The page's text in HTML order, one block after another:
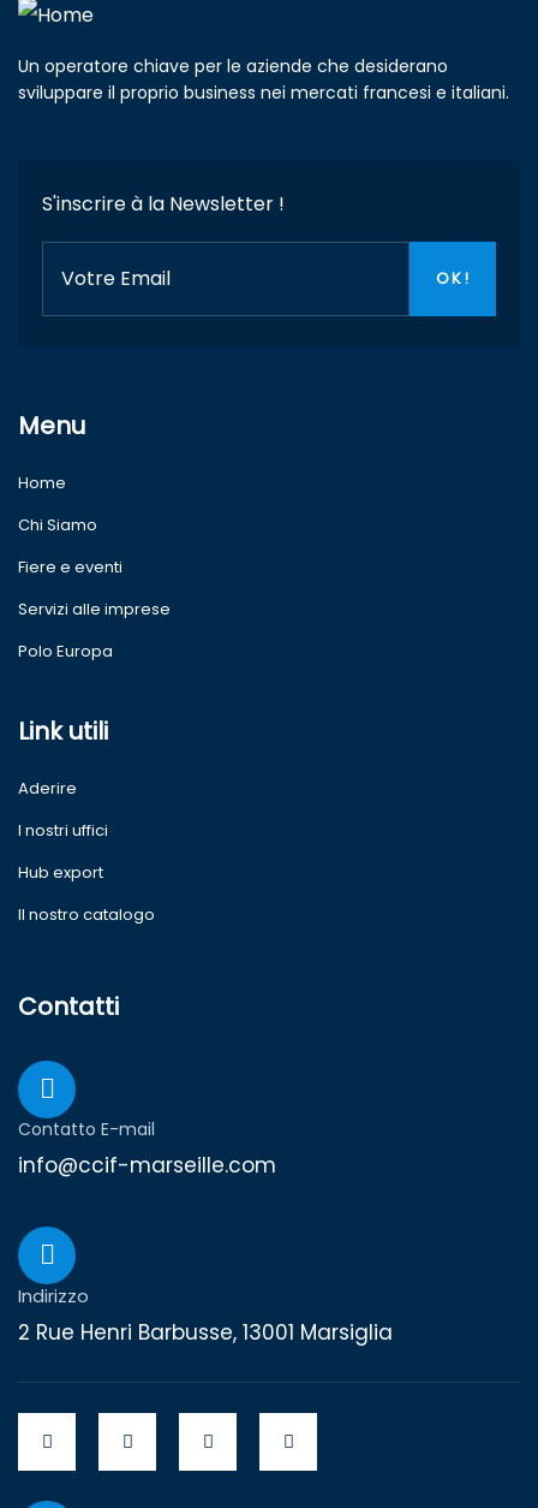
Un operatore chiave per le aziende che desiderano
sviluppare il proprio business nei mercati francesi e italiani.
S'inscrire à la Newsletter !
Menu
Home
Chi Siamo
Fiere e eventi
Servizi alle imprese
Polo Europa
Link utili
Aderire
I nostri uffici
Hub export
Il nostro catalogo
Contatti
Contatto E-mail
info@ccif-marseille.com
Indirizzo
2 Rue Henri Barbusse, 13001 Marsiglia